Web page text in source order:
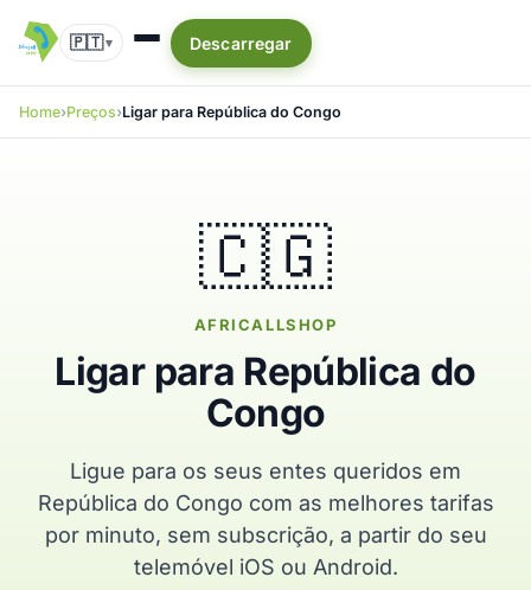
🇵🇹▾ Descarregar
Home Preços Ligar para República do Congo
🇨🇬
AFRICALLSHOP
Ligar para República do
Congo
Ligue para os seus entes queridos em
República do Congo com as melhores tarifas
por minuto, sem subscrição, a partir do seu
telemóvel iOS ou Android.